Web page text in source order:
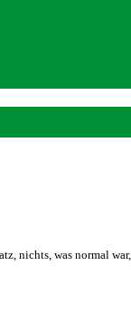
nichts, was normal